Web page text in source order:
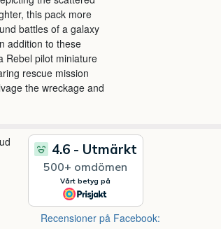
this pack more
battles of a galaxy
addition to these
Rebel pilot miniature
rescue mission
the wreckage and
Recensioner på Facebook: